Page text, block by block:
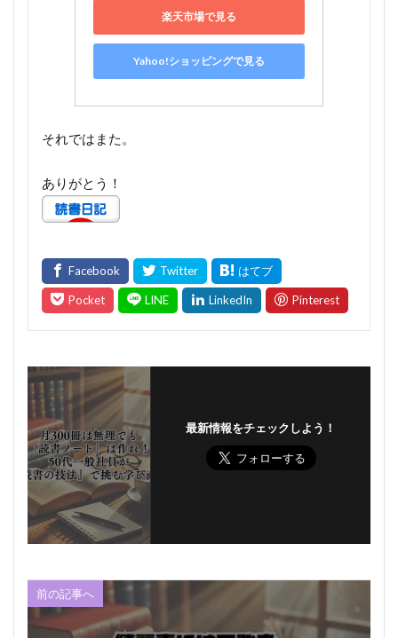
楽天市場で見る
Yahoo!ショッピングで見る
それではまた。
ありがとう！
最新情報をチェックしよう！
前の記事へ